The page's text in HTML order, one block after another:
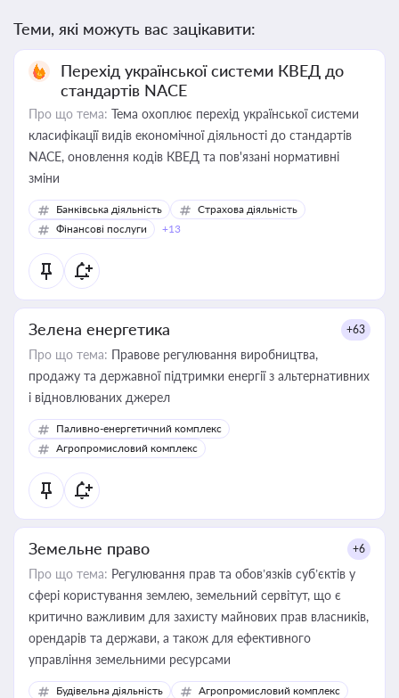
Теми, які можуть вас зацікавити:
Перехід української системи КВЕД до
стандартів NACE
Про що тема: Тема охоплює перехід української системи
класифікації видів економічної діяльності до стандартів
NACE, оновлення кодів КВЕД та пов'язані нормативні
зміни
Банківська діяльність
Страхова діяльність
Фінансові послуги
+13
Зелена енергетика +63
Про що тема: Правове регулювання виробництва,
продажу та державної підтримки енергії з альтернативних
і відновлюваних джерел
Паливно-енергетичний комплекс
Агропромисловий комплекс
Земельне право +6
Про що тема: Регулювання прав та обов’язків суб’єктів у
сфері користування землею, земельний сервітут, що є
критично важливим для захисту майнових прав власників,
орендарів та держави, а також для ефективного
управління земельними ресурсами
Будівельна діяльність Агропромисловий комплекс